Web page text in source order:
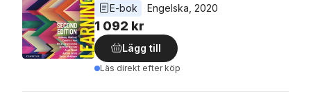
E-bok
Engelska 2020
1 092 kr
Lägg till
Läs direkt efter köp